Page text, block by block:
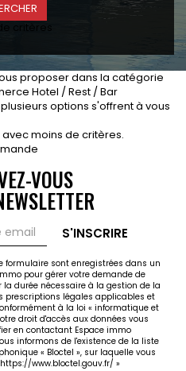
de l'entreprise
critères
proposer dans la catégorie
Hotel / Rest / Bar
options s'offrent à vous
moins de critères.
VOUS
S'INSCRIRE
formulaire sont enregistrées dans un
pour gérer votre demande de
la durée nécessaire à la gestion de la
prescriptions légales applicables et
à la loi « informatique et
droit d'accès aux données vous
en contactant Espace immo
informons de l'existence de la liste
« Bloctel », sur laquelle vous
https://www.bloctel.gouv.fr/ »